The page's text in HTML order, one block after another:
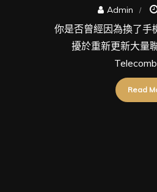
Admin
你是否曾經因為換了手
擾於重新更新大量
Read